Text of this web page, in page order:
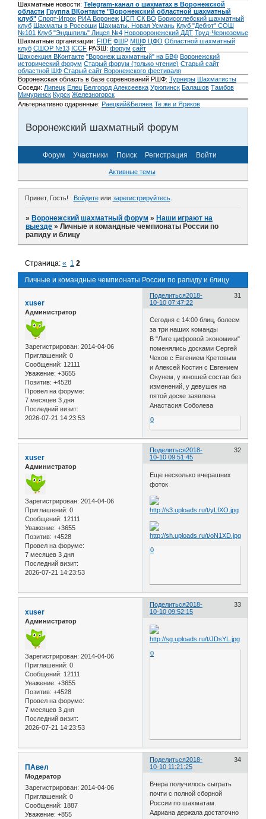
Шахматные новости: Telegram-канал о шахматах в Воронежской
области Группа ВКонтакте "Воронежский областной шахматный
клуб" Спорт-Игрок РИА Воронеж ЦСП СК ВО Борисоглебский шахматный
клуб Шахматы в Россоши Шахматы. Новая Усмань Клуб "Дебют" СОШ
№101 Клуб "Эндшпиль" Лицея №4 Нововоронежский ДДТ Труд-Черноземье
Шахматные организации: FIDE ФШР МШФ ЦФО Областной шахматный
клуб СШОР №13 ICCF РАЗШ: форум сайт
Шахсекция ВКонтакте "Воронеж шахматный" на БВФ Воронежский
исторический форум Cтарый форум (только чтение) Старый сайт
областной ШФ Старый сайт Воронежского фестиваля
Воронежская область в базе соревнований РШФ: Турниры Шахматисты
Соседи: Липецк Елец Белгород Алексеевка Урюпинск Балашов Тамбов
Мичуринск Курск Железногорск
Альтернативно одаренные: Раецкий&Беляев Те же и Яриков
Воронежский шахматный форум
Форум Участники Поиск Регистрация Войти
Активные темы
Привет, Гость! Войдитеили зарегистрируйтесь.
»Воронежский шахматный форум »Наши играют на
выезде »Личные и командные чемпионаты России по
рапиду и блицу
Личные и командные чемпионаты России по рапиду и блицу
Страница:« 1 2
Поделиться 31
2018-
10-10 07:47:22
xuser
Администратор
Зарегистрирован: 2014-04-06
Приглашений: 0
Сообщений: 12111
Уважение: +3655
Позитив: +4528
Провел на форуме:
7 месяцев 3 дня
Последний визит:
2026-07-21 14:23:53
Сегодня с 14:00 блиц, болеем
за три наших команды
В "Лиге цифровой экономики"
поменялись досками Сергей
Чехов с Евгением Кретовым
и Алексей Костин с Евгением
Окунем, у юношей состав без
изменений, у девушек на
пятой доске заявлена
Анастасия Соболева
0
Поделиться 32
2018-
10-10 09:51:45
xuser
Администратор
Зарегистрирован: 2014-04-06
Приглашений: 0
Сообщений: 12111
Уважение: +3655
Позитив: +4528
Провел на форуме:
7 месяцев 3 дня
Последний визит:
2026-07-21 14:23:53
Еще несколько вчерашних
фоток
0
Поделиться 33
2018-
10-10 09:52:15
xuser
Администратор
Зарегистрирован: 2014-04-06
Приглашений: 0
Сообщений: 12111
Уважение: +3655
Позитив: +4528
Провел на форуме:
7 месяцев 3 дня
Последний визит:
2026-07-21 14:23:53
0
Поделиться 34
2018-
10-10 11:21:25
ПАвел
Модератор
Зарегистрирован: 2014-04-06
Приглашений: 0
Сообщений: 1887
Уважение: +855
Вчера получилось сыграть
почти с полной сборной
России по шахматам.
Адриана держала достаточно